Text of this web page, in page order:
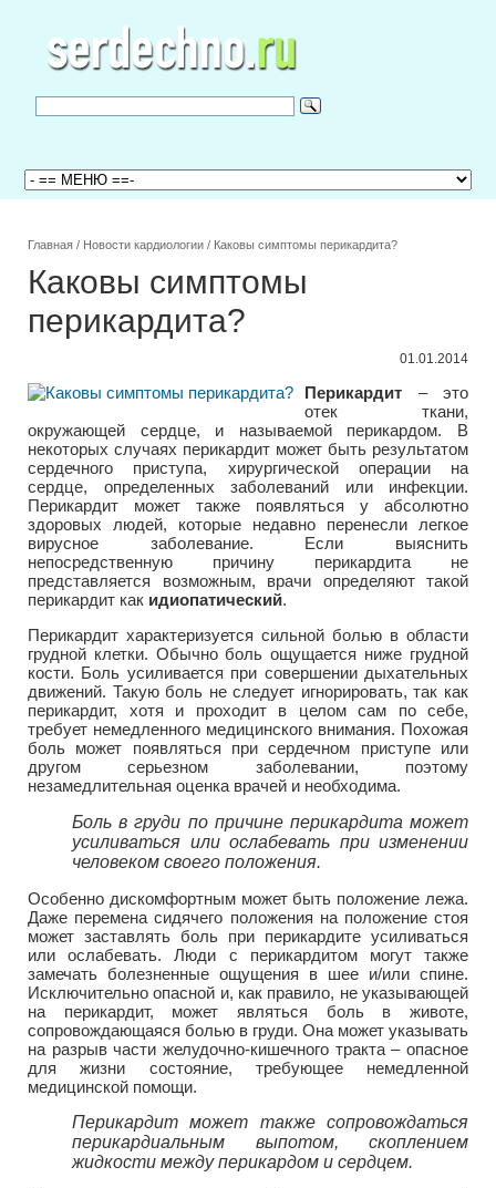
Главная / Новости кардиологии / Каковы симптомы перикардита?
Каковы симптомы
перикардита?
01.01.2014
Перикардит – это
отек ткани,
окружающей сердце, и называемой перикардом. В
некоторых случаях перикардит может быть результатом
сердечного приступа, хирургической операции на
сердце, определенных заболеваний или инфекции.
Перикардит может также появляться у абсолютно
здоровых людей, которые недавно перенесли легкое
вирусное заболевание. Если выяснить
непосредственную причину перикардита не
представляется возможным, врачи определяют такой
перикардит как идиопатический.
Перикардит характеризуется сильной болью в области
грудной клетки. Обычно боль ощущается ниже грудной
кости. Боль усиливается при совершении дыхательных
движений. Такую боль не следует игнорировать, так как
перикардит, хотя и проходит в целом сам по себе,
требует немедленного медицинского внимания. Похожая
боль может появляться при сердечном приступе или
другом серьезном заболевании, поэтому
незамедлительная оценка врачей и необходима.
Боль в груди по причине перикардита может
усиливаться или ослабевать при изменении
человеком своего положения.
Особенно дискомфортным может быть положение лежа.
Даже перемена сидячего положения на положение стоя
может заставлять боль при перикардите усиливаться
или ослабевать. Люди с перикардитом могут также
замечать болезненные ощущения в шее и/или спине.
Исключительно опасной и, как правило, не указывающей
на перикардит, может являться боль в животе,
сопровождающаяся болью в груди. Она может указывать
на разрыв части желудочно-кишечного тракта – опасное
для жизни состояние, требующее немедленной
медицинской помощи.
Перикардит может также сопровождаться
перикардиальным выпотом, скоплением
жидкости между перикардом и сердцем.